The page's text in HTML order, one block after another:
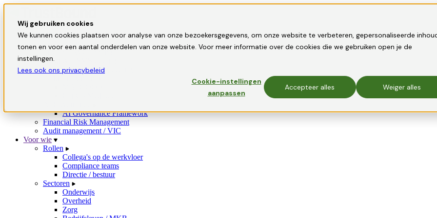
Wij gebruiken cookies
We kunnen cookies plaatsen voor analyse van onze bezoekersgegevens, om onze website te verbeteren, gepersonaliseerde
tonen en voor een aantal onderdelen van onze website. Voor meer informatie over de cookies die we gebruiken open je de
instellingen.
Lees ook ons privacybeleid
Cookie-instellingen
aanpassen
Accepteer alles Weiger alles
Oplossingen
Privacy / AVG-tooling
Security / ISMS-tooling
Informatiebeveiliging-tooling
AI Governance Framework
Financial Risk Management
Audit management / VIC
Voor wie
Rollen
Collega's op de werkvloer
Compliance teams
Directie / bestuur
Sectoren
Onderwijs
Overheid
Zorg